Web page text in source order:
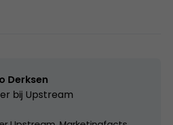
Derksen
bij Upstream